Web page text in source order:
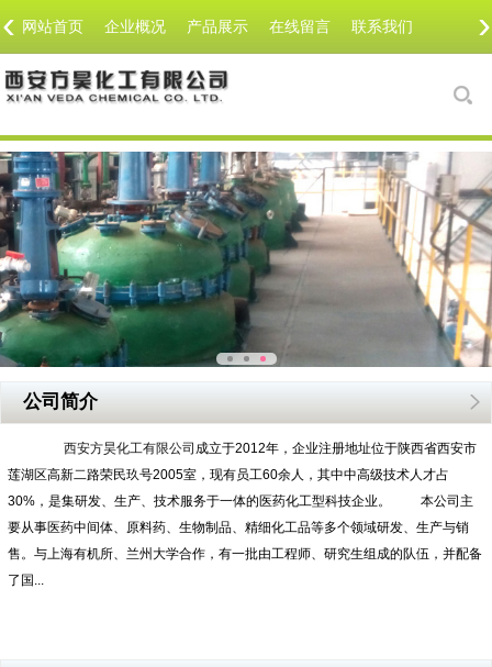
网站首页 企业概况 产品展示 在线留言 联系我们
‹ ›
公司简介
西安方昊化工有限公司 成立于2012年，企业注册地址位于陕西省西安市
莲湖区高新二路荣民玖号2005室，现有员工60余人，其中中高级技术人才占
30%，是集研发、生产、技术服务于一体的医药化工型科技企业。 本公司主
要从事医药中间体、原料药、生物制品、精细化工品等多个领域研发、生产与销
售。与上海有机所、兰州大学合作，有一批由工程师、研究生组成的队伍，并配备
了国...